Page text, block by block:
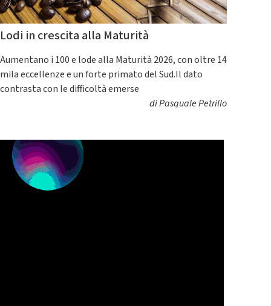
Lodi in crescita alla Maturità
Aumentano i 100 e lode alla Maturità 2026, con oltre 14
mila eccellenze e un forte primato del Sud.Il dato
contrasta con le difficoltà emerse
diPasquale Petrillo